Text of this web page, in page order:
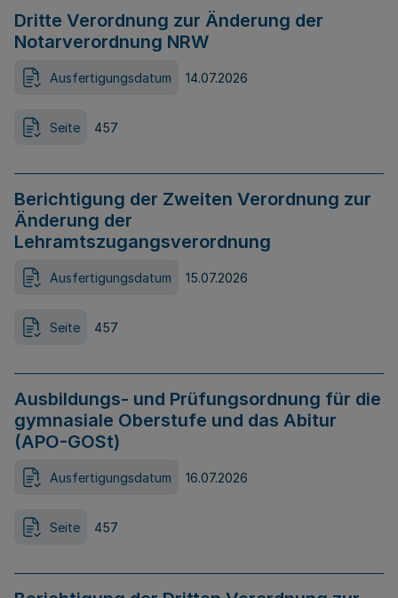
Dritte Verordnung zur Änderung der
Notarverordnung NRW
Ausfertigungsdatum 14.07.2026
Seite 457
Berichtigung der Zweiten Verordnung zur
Änderung der
Lehramtszugangsverordnung
Ausfertigungsdatum 15.07.2026
Seite 457
Ausbildungs- und Prüfungsordnung für die
gymnasiale Oberstufe und das Abitur
(APO-GOSt)
Ausfertigungsdatum 16.07.2026
Seite 457